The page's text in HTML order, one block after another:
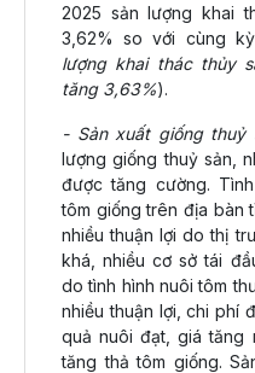
2025 sản lượng khai
3,62% so với cùng
lượng khai thác thủy
tăng 3,63%).
- Sản xuất giống thuỷ
lượng giống thuỷ sản,
được tăng cường.
tôm giống trên địa bàn
nhiều thuận lợi do thị
khá, nhiều cơ sở tái
do tình hình nuôi tôm
nhiều thuận lợi, chi phí
quả nuôi đạt, giá tăng
tăng thả tôm giống.